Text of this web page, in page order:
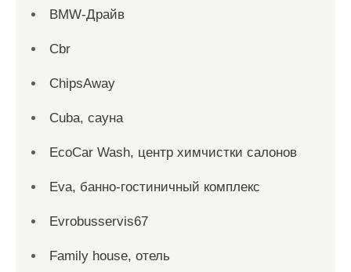
BMW-Драйв
Cbr
ChipsAway
Cuba, сауна
EcoCar Wash, центр химчистки салонов
Eva, банно-гостиничный комплекс
Evrobusservis67
Family house, отель